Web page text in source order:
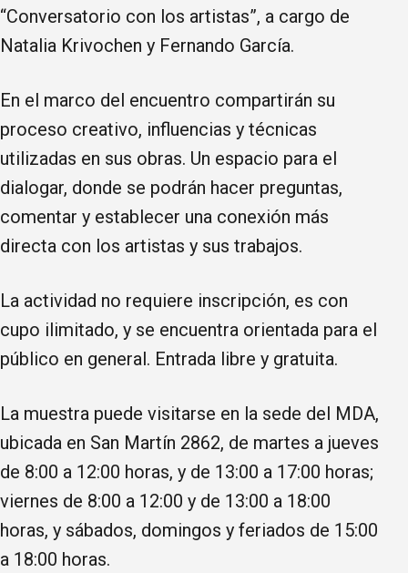
“Conversatorio con los artistas”, a cargo de
Natalia Krivochen y Fernando García.
En el marco del encuentro compartirán su
proceso creativo, influencias y técnicas
utilizadas en sus obras. Un espacio para el
dialogar, donde se podrán hacer preguntas,
comentar y establecer una conexión más
directa con los artistas y sus trabajos.
La actividad no requiere inscripción, es con
cupo ilimitado, y se encuentra orientada para el
público en general. Entrada libre y gratuita.
La muestra puede visitarse en la sede del MDA,
ubicada en San Martín 2862, de martes a jueves
de 8:00 a 12:00 horas, y de 13:00 a 17:00 horas;
viernes de 8:00 a 12:00 y de 13:00 a 18:00
horas, y sábados, domingos y feriados de 15:00
a 18:00 horas.